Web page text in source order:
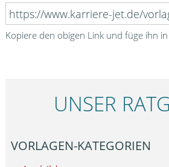
Kopiere den obigen Link und füge ihn
UNSER
VORLAGEN-KATEGORIEN